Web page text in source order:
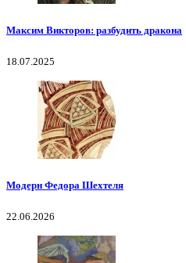
Максим Викторов: разбудить дракона
18.07.2025
Модерн Федора Шехтеля
22.06.2026